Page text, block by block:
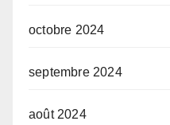
octobre 2024
septembre 2024
août 2024